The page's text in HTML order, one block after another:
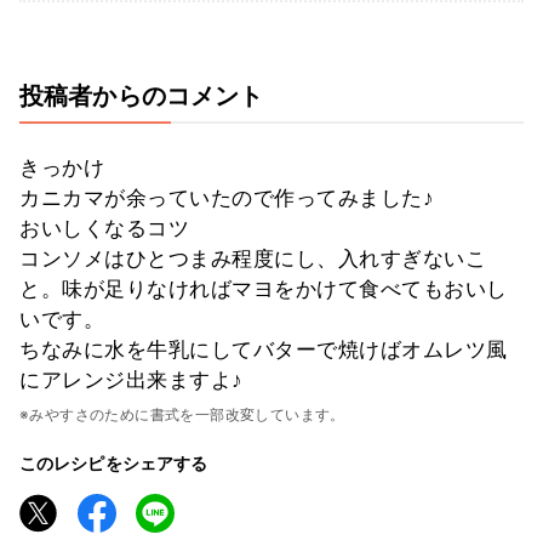
投稿者からのコメント
きっかけ
カニカマが余っていたので作ってみました♪
おいしくなるコツ
コンソメはひとつまみ程度にし、入れすぎないこ
と。味が足りなければマヨをかけて食べてもおいし
いです。
ちなみに水を牛乳にしてバターで焼けばオムレツ風
にアレンジ出来ますよ♪
※みやすさのために書式を一部改変しています。
このレシピをシェアする